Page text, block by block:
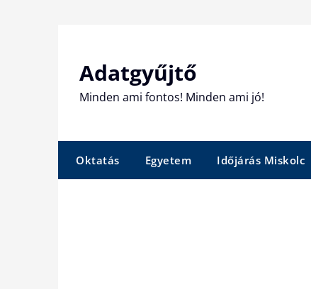
Adatgyűjtő
Minden ami fontos! Minden ami jó!
Oktatás Egyetem Időjárás Miskolc